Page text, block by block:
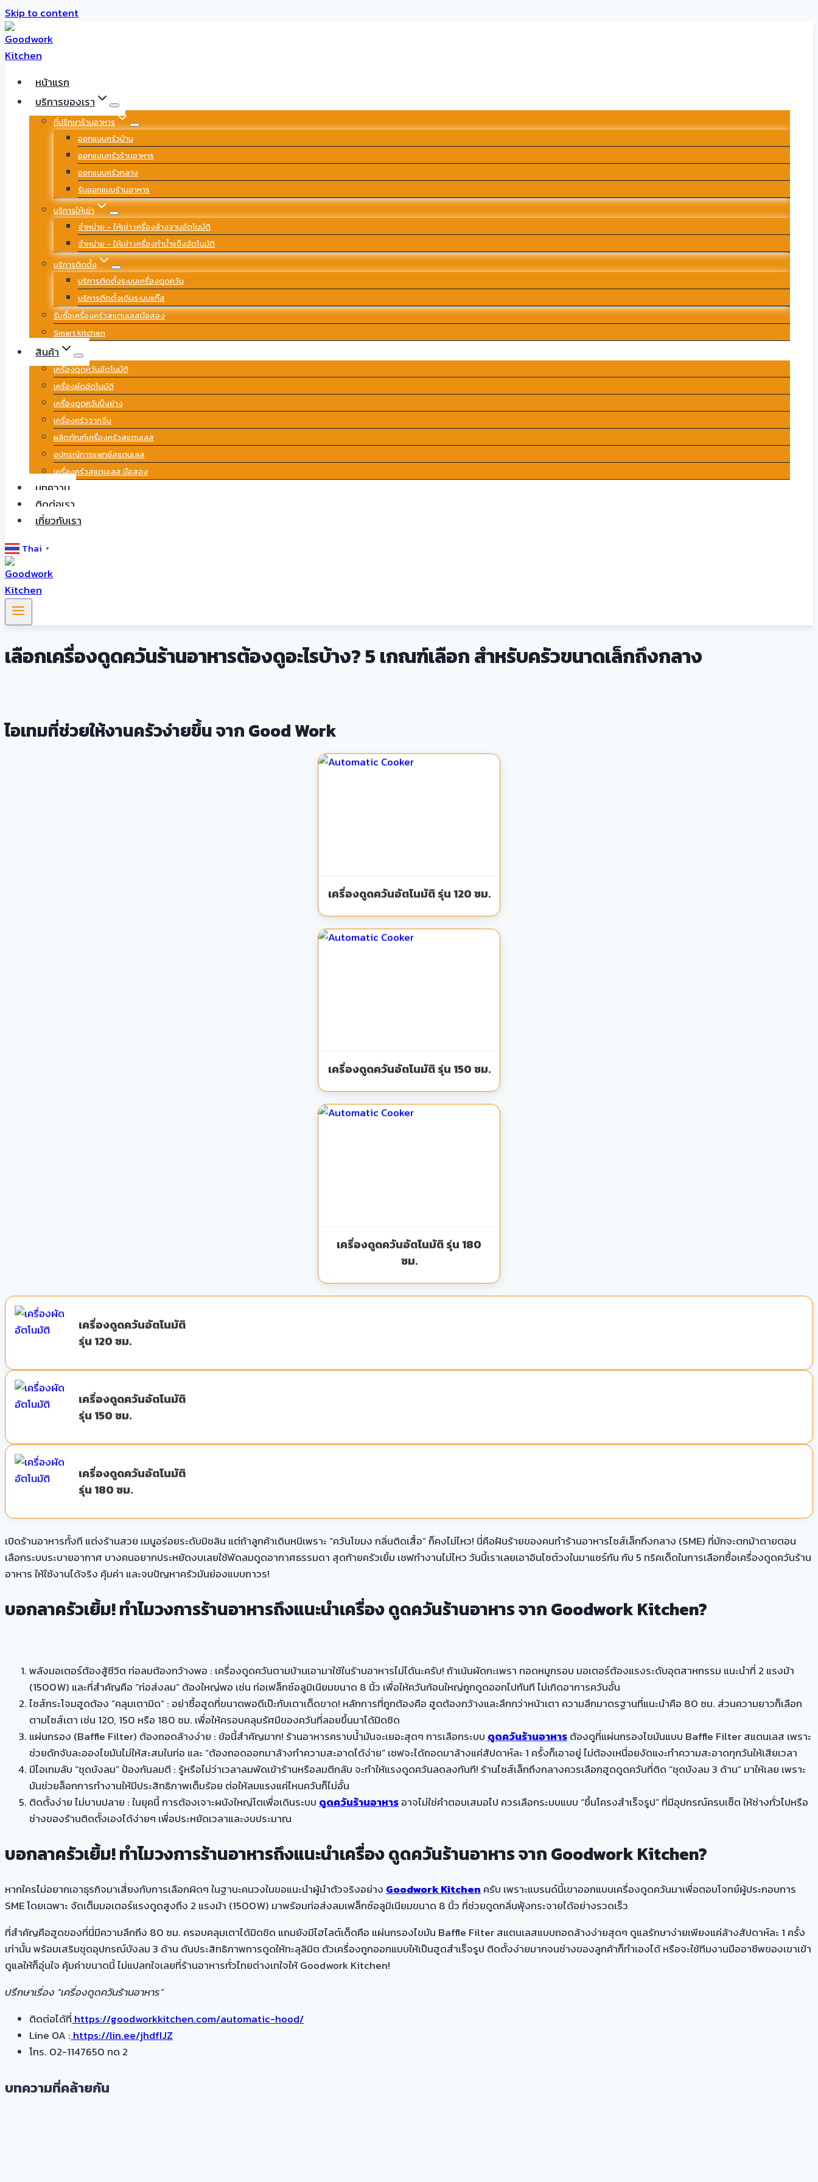
Skip to content
หน้าแรก
บริการของเรา
ที่ปรึกษาร้านอาหาร
ออกแบบครัวบ้าน
ออกแบบครัวร้านอาหาร
ออกแบบครัวกลาง
รับออกแบบร้านอาหาร
บริการให้เช่า
จำหน่าย – ให้เช่า เครื่องล้างจานอัตโนมัติ
จำหน่าย – ให้เช่า เครื่องทำน้ำแข็งอัตโนมัติ
บริการติดตั้ง
บริการติดตั้งระบบเครื่องดูดควัน
บริการติดตั้งเดินระบบแก๊ส
รับซื้อเครื่องครัวสแตนเลสมือสอง
Smart kitchen
สินค้า
เครื่องดูดควันอัตโนมัติ
เครื่องผัดอัตโนมัติ
เครื่องดูดควันปิ้งย่าง
เครื่องครัวจากจีน
ผลิตภัณฑ์เครื่องครัวสแตนเลส
อุปกรณ์การแพทย์สแตนเลส
เครื่องครัวสแตนเลส มือสอง
บทความ
ติดต่อเรา
เกี่ยวกับเรา
Thai ▼
เลือกเครื่องดูดควันร้านอาหารต้องดูอะไรบ้าง? 5 เกณฑ์เลือก สำหรับครัวขนาดเล็กถึงกลาง
ไอเทมที่ช่วยให้งานครัวง่ายขึ้น จาก Good Work
เครื่องดูดควันอัตโนมัติ รุ่น 120 ซม.
เครื่องดูดควันอัตโนมัติ รุ่น 150 ซม.
เครื่องดูดควันอัตโนมัติ รุ่น 180
ซม.
เครื่องดูดควันอัตโนมัติ
รุ่น 120 ซม.
เครื่องดูดควันอัตโนมัติ
รุ่น 150 ซม.
เครื่องดูดควันอัตโนมัติ
รุ่น 180 ซม.
เปิดร้านอาหารทั้งที แต่งร้านสวย เมนูอร่อยระดับมิชลิน แต่ถ้าลูกค้าเดินหนีเพราะ “ควันโขมง กลิ่นติดเสื้อ” ก็คงไม่ไหว! นี่คือฝันร้ายของคนทำร้านอาหารไซส์เล็กถึงกลาง (SME) ที่มักจะตกม้าตายตอน
เลือกระบบระบายอากาศ บางคนอยากประหยัดงบเลยใช้พัดลมดูดอากาศธรรมดา สุดท้ายครัวเยิ้ม เชฟทำงานไม่ไหว วันนี้เราเลยเอาอินไซต์วงในมาแชร์กัน กับ 5 ทริคเด็ดในการเลือกซื้อเครื่องดูดควันร้าน
อาหาร ให้ใช้งานได้จริง คุ้มค่า และจบปัญหาครัวมันย่องแบบถาวร!
บอกลาครัวเยิ้ม! ทำไมวงการร้านอาหารถึงแนะนำเครื่อง ดูดควันร้านอาหาร จาก Goodwork Kitchen?
พลังมอเตอร์ต้องสู้ชีวิต ท่อลมต้องกว้างพอ : เครื่องดูดควันตามบ้านเอามาใช้ในร้านอาหารไม่ได้นะครับ! ถ้าเน้นผัดกะเพรา ทอดหมูกรอบ มอเตอร์ต้องแรงระดับอุตสาหกรรม แนะนำที่ 2 แรงม้า
(1500W) และที่สำคัญคือ “ท่อส่งลม” ต้องใหญ่พอ เช่น ท่อเฟล็กซ์อลูมิเนียมขนาด 8 นิ้ว เพื่อให้ควันก้อนใหญ่ถูกดูดออกไปทันที ไม่เกิดอาการควันอั้น
ไซส์กระโจมฮูดต้อง “คลุมเตามิด” : อย่าซื้อฮูดที่ขนาดพอดีเป๊ะกับเตาเด็ดขาด! หลักการที่ถูกต้องคือ ฮูดต้องกว้างและลึกกว่าหน้าเตา ความลึกมาตรฐานที่แนะนำคือ 80 ซม. ส่วนความยาวก็เลือก
ตามไซส์เตา เช่น 120, 150 หรือ 180 ซม. เพื่อให้ครอบคลุมรัศมีของควันที่ลอยขึ้นมาได้มิดชิด
แผ่นกรอง (Baffle Filter) ต้องถอดล้างง่าย : ข้อนี้สำคัญมาก! ร้านอาหารคราบน้ำมันจะเยอะสุดๆ การเลือกระบบดูดควันร้านอาหารต้องดูที่แผ่นกรองไขมันแบบ Baffle Filter สแตนเลส เพราะ
ช่วยดักจับละอองไขมันไม่ให้สะสมในท่อ และ “ต้องถอดออกมาล้างทำความสะอาดได้ง่าย” เชฟจะได้ถอดมาล้างแค่สัปดาห์ละ 1 ครั้งก็เอาอยู่ ไม่ต้องเหนื่อยงัดแงะทำความสะอาดทุกวันให้เสียเวลา
มีไอเทมลับ “ชุดบังลม” ป้องกันลมตี : รู้หรือไม่ว่าเวลาลมพัดเข้าร้านหรือลมตีกลับ จะทำให้แรงดูดควันลดลงทันที! ร้านไซส์เล็กถึงกลางควรเลือกฮูดดูดควันที่ติด “ชุดบังลม 3 ด้าน” มาให้เลย เพราะ
มันช่วยล็อกการทำงานให้มีประสิทธิภาพเต็มร้อย ต่อให้ลมแรงแค่ไหนควันก็ไม่อั้น
ติดตั้งง่าย ไม่บานปลาย : ในยุคนี้ การต้องเจาะผนังใหญ่โตเพื่อเดินระบบดูดควันร้านอาหารอาจไม่ใช่คำตอบเสมอไป ควรเลือกระบบแบบ “ขึ้นโครงสำเร็จรูป” ที่มีอุปกรณ์ครบเซ็ต ให้ช่างทั่วไปหรือ
ช่างของร้านติดตั้งเองได้ง่ายๆ เพื่อประหยัดเวลาและงบประมาณ
บอกลาครัวเยิ้ม! ทำไมวงการร้านอาหารถึงแนะนำเครื่อง ดูดควันร้านอาหาร จาก Goodwork Kitchen?
หากใครไม่อยากเอาธุรกิจมาเสี่ยงกับการเลือกผิดๆ ในฐานะคนวงในขอแนะนำผู้นำตัวจริงอย่าง Goodwork Kitchen ครับ เพราะแบรนด์นี้เขาออกแบบเครื่องดูดควันมาเพื่อตอบโจทย์ผู้ประกอบการ
SME โดยเฉพาะ จัดเต็มมอเตอร์แรงดูดสูงถึง 2 แรงม้า (1500W) มาพร้อมท่อส่งลมเฟล็กซ์อลูมิเนียมขนาด 8 นิ้ว ที่ช่วยดูดกลิ่นฟุ้งกระจายได้อย่างรวดเร็ว
ที่สำคัญคือฮูดของที่นี่มีความลึกถึง 80 ซม. ครอบคลุมเตาได้มิดชิด แถมยังมีไฮไลต์เด็ดคือ แผ่นกรองไขมัน Baffle Filter สแตนเลสแบบถอดล้างง่ายสุดๆ ดูแลรักษาง่ายเพียงแค่ล้างสัปดาห์ละ 1 ครั้ง
เท่านั้น พร้อมเสริมชุดอุปกรณ์บังลม 3 ด้าน ดันประสิทธิภาพการดูดให้ทะลุลิมิต ตัวเครื่องถูกออกแบบให้เป็นฮูดสำเร็จรูป ติดตั้งง่ายมากจนช่างของลูกค้าก็ทำเองได้ หรือจะใช้ทีมงานมืออาชีพของเขาเข้า
ดูแลให้ก็อุ่นใจ คุ้มค่าขนาดนี้ ไม่แปลกใจเลยที่ร้านอาหารทั่วไทยต่างเทใจให้ Goodwork Kitchen!
ปรึกษาเรื่อง “เครื่องดูดควันร้านอาหาร”
ติดต่อได้ที่ https://goodworkkitchen.com/automatic-hood/
Line OA : https://lin.ee/jhdfIJZ
โทร. 02-1147650 กด 2
บทความที่คล้ายกัน